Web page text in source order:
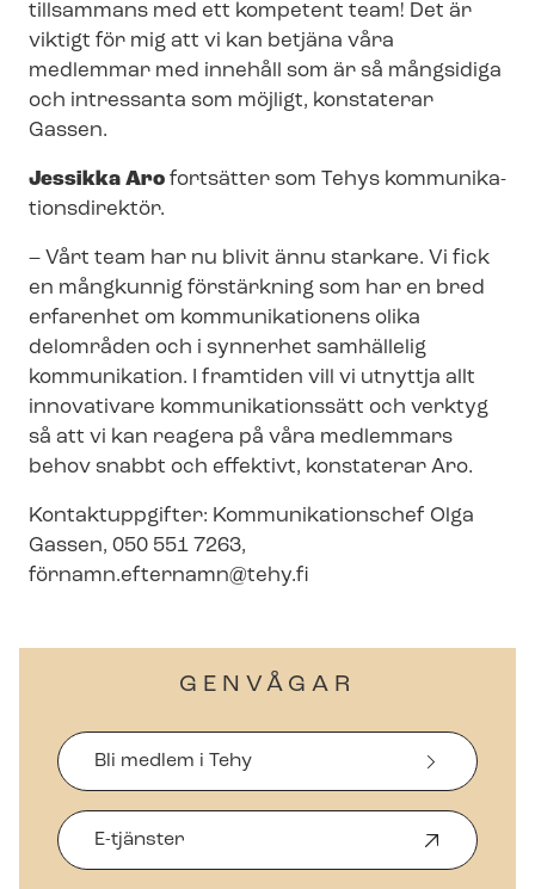
tillsammans med ett kompetent team! Det är
viktigt för mig att vi kan betjäna våra
medlemmar med innehåll som är så mångsidiga
och intressanta som möjligt, konstaterar
Gassen.
Jessikka Aro fortsätter som Tehys kom­mu­ni­ka­
tions­di­rek­tör.
– Vårt team har nu blivit ännu starkare. Vi fick
en mångkunnig förstärkning som har en bred
erfarenhet om kommunikationens olika
delområden och i synnerhet samhällelig
kommunikation. I framtiden vill vi utnyttja allt
innovativare kom­mu­ni­ka­tions­sätt och verktyg
så att vi kan reagera på våra medlemmars
behov snabbt och effektivt, konstaterar Aro.
Kontaktuppgifter: Kom­mu­ni­ka­tions­chef Olga
Gassen, 050 551 7263,
förnamn.efternamn@tehy.fi
GENVÅGAR
Bli medlem i Tehy
E-tjänster
p